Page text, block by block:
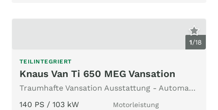
1/18
TEILINTEGRIERT
Knaus Van Ti 650 MEG Vansation
Traumhafte Vansation Ausstattung - Automat - Modell 2026
140 PS / 103 kW
Motorleistung